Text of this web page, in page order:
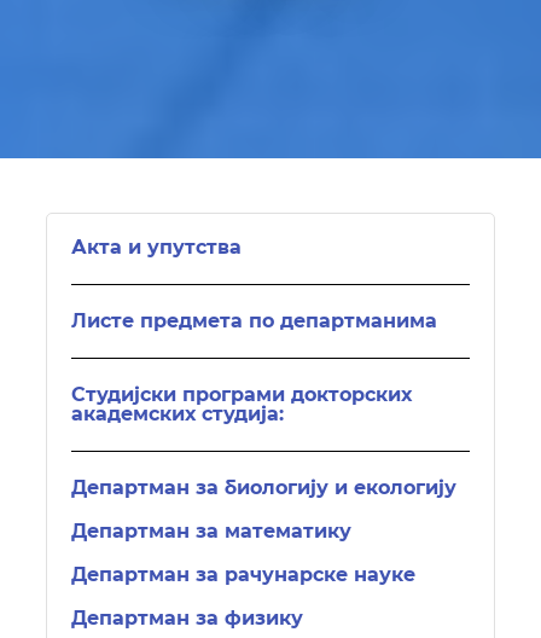
Акта и упутства
Листе предмета по департманима
Студијски програми докторских
академских студија:
Департман за биологију и екологију
Департман за математику
Департман за рачунарске науке
Департман за физику